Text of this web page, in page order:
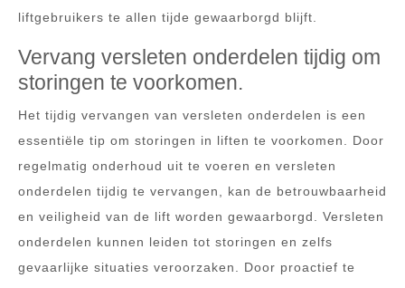
liftgebruikers te allen tijde gewaarborgd blijft.
Vervang versleten onderdelen tijdig om
storingen te voorkomen.
Het tijdig vervangen van versleten onderdelen is een
essentiële tip om storingen in liften te voorkomen. Door
regelmatig onderhoud uit te voeren en versleten
onderdelen tijdig te vervangen, kan de betrouwbaarheid
en veiligheid van de lift worden gewaarborgd. Versleten
onderdelen kunnen leiden tot storingen en zelfs
gevaarlijke situaties veroorzaken. Door proactief te